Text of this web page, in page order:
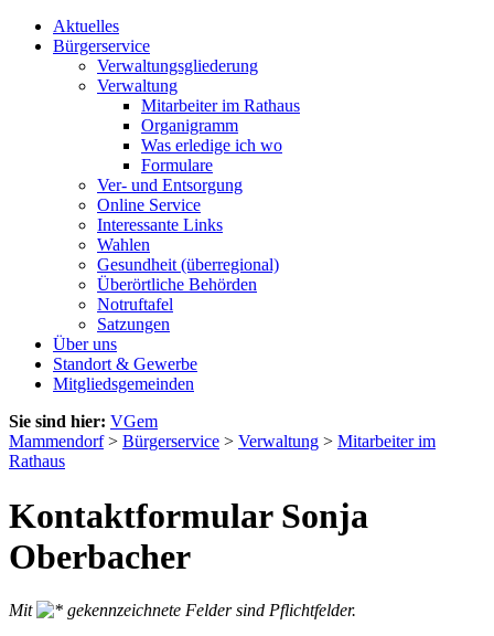
Aktuelles
Bürgerservice
Verwaltungsgliederung
Verwaltung
Mitarbeiter im Rathaus
Organigramm
Was erledige ich wo
Formulare
Ver- und Entsorgung
Online Service
Interessante Links
Wahlen
Gesundheit (überregional)
Überörtliche Behörden
Notruftafel
Satzungen
Über uns
Standort & Gewerbe
Mitgliedsgemeinden
Sie sind hier: VGem
Mammendorf> Bürgerservice > Verwaltung > Mitarbeiter im
Rathaus
Kontaktformular Sonja
Oberbacher
Mit
gekennzeichnete Felder sind Pflichtfelder.